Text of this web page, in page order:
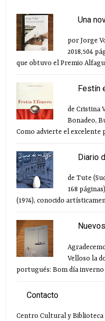
Una
por Jorge
2018,504
que obtuvo el Premio
Festín
de Cristina
Bonadeo,
Como advierte el excelente
Diario
de Tute
168
(1974), conocido
Velloso la
portugués: Bom día inverno
Contacto
Centro Cultural y Biblioteca